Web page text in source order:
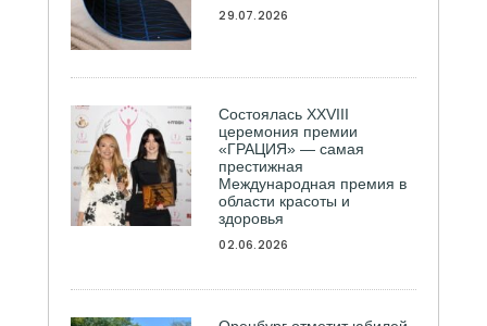
29.07.2026
Состоялась ХXVIII
церемония премии
«ГРАЦИЯ» — самая
престижная
Международная премия в
области красоты и
здоровья
02.06.2026